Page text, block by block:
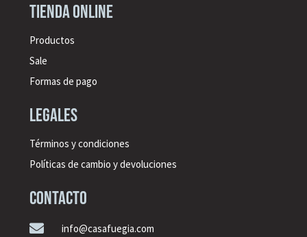
Tienda online
Productos
Sale
Formas de pago
legales
Términos y condiciones
Políticas de cambio y devoluciones
CONTACTO
 info@casafuegia.com